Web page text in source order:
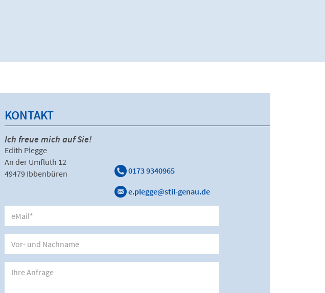
KONTAKT
Ich freue mich auf Sie!
Edith Plegge
An der Umfluth 12
49479 Ibbenbüren
0173 9340965
e.plegge@stil-genau.de